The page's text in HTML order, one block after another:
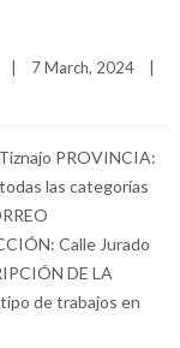
7 March, 2024
PROVINCIA:
las categorías
Calle Jurado
DE LA
de trabajos en